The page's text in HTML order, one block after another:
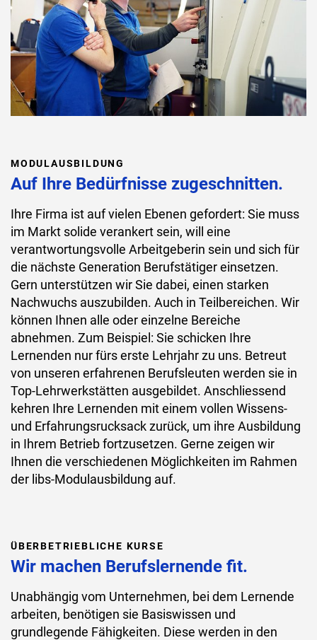
MODULAUSBILDUNG
Auf Ihre Bedürfnisse zugeschnitten.
Ihre Firma ist auf vielen Ebenen gefordert: Sie muss
im Markt solide verankert sein, will eine
verantwortungsvolle Arbeitgeberin sein und sich für
die nächste Generation Berufstätiger einsetzen.
Gern unterstützen wir Sie dabei, einen starken
Nachwuchs auszubilden. Auch in Teilbereichen. Wir
können Ihnen alle oder einzelne Bereiche
abnehmen. Zum Beispiel: Sie schicken Ihre
Lernenden nur fürs erste Lehrjahr zu uns. Betreut
von unseren erfahrenen Berufsleuten werden sie in
Top-Lehrwerkstätten ausgebildet. Anschliessend
kehren Ihre Lernenden mit einem vollen Wissens-
und Erfahrungsrucksack zurück, um ihre Ausbildung
in Ihrem Betrieb fortzusetzen. Gerne zeigen wir
Ihnen die verschiedenen Möglichkeiten im Rahmen
der libs-Modulausbildung auf.
ÜBERBETRIEBLICHE KURSE
Wir machen Berufslernende fit.
Unabhängig vom Unternehmen, bei dem Lernende
arbeiten, benötigen sie Basiswissen und
grundlegende Fähigkeiten. Diese werden in den